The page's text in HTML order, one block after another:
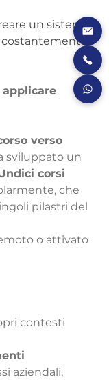
un sistema
applicare
verso
sviluppato un
corsi
che
pilastri del
o attivato
contesti
aziendali,